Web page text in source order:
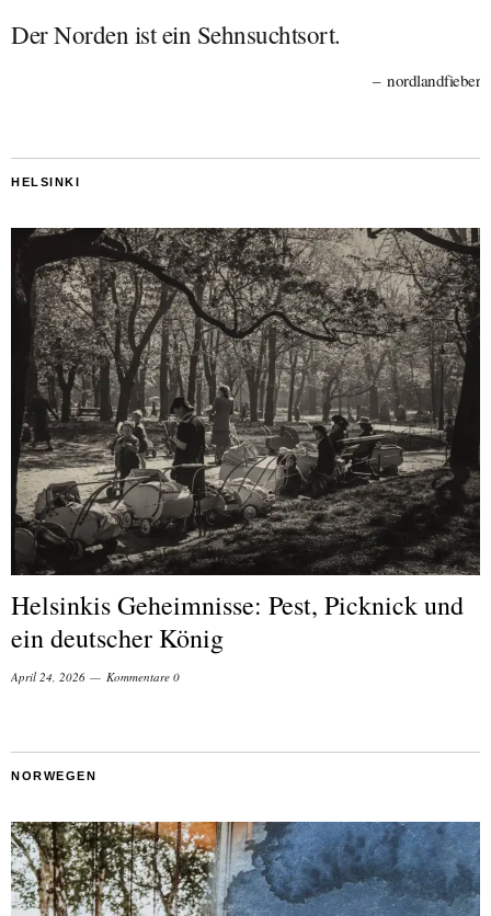
Der Norden ist ein Sehnsuchtsort.
nordlandfieber
HELSINKI
Helsinkis Geheimnisse: Pest, Picknick und
ein deutscher König
April 24, 2026 Kommentare 0
NORWEGEN